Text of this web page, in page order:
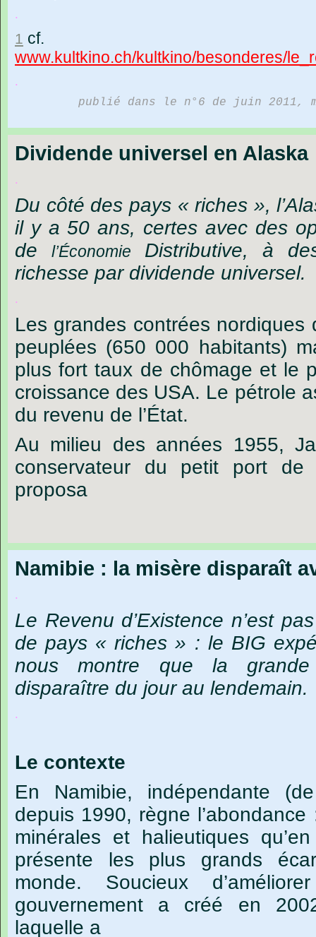
.
1 cf.
www.kultkino.ch/kultkino/besonderes/
.
publié dans le n°6 de juin 2011,
Dividende universel en Alaska
.
Du côté des pays « riches »,
il y a 50 ans, certes avec des
de
l’Économie Distributive, à
richesse par dividende universel.
.
Les grandes contrées nordiques
peuplées (650 000 habitants)
plus fort taux de chômage et le
croissance des USA. Le pétrole
du revenu de l’État.
Au milieu des années 1955,
conservateur
du petit port
de
proposa
Namibie : la misère disparaît
.
Le Revenu d’Existence n’est
de pays « riches » : le BIG
nous montre que la grande
disparaître du jour au lendemain.
.
Le contexte
En
Namibie, indépendante
(de
depuis 1990, règne l’abondance
minérales
et halieutiques
qu’en
présente
les plus grands
monde.
Soucieux d’améliorer
gouvernement
a créé en
laquelle a